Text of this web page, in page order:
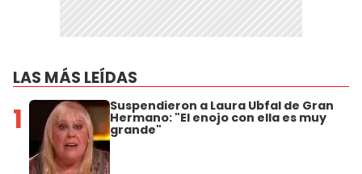
LAS MÁS LEÍDAS
1 Suspendieron a Laura Ubfal de Gran
Hermano: "El enojo con ella es muy
grande"